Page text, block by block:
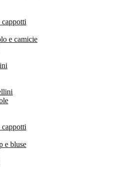
cappotti
e camicie
cappotti
e bluse